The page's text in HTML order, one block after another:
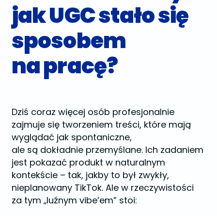
jak UGC stało się
sposobem
na pracę?
Dziś coraz więcej osób profesjonalnie
zajmuje się tworzeniem treści, które mają
wyglądać jak spontaniczne,
ale są dokładnie przemyślane. Ich zadaniem
jest pokazać produkt w naturalnym
kontekście – tak, jakby to był zwykły,
nieplanowany TikTok. Ale w rzeczywistości
za tym „luźnym vibe’em” stoi: